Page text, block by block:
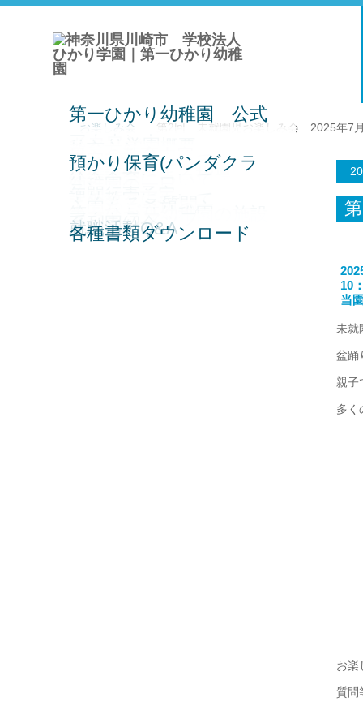
お楽しみ会 第2回 未就園児お楽しみ会 2025年7
10
当
未就
盆踊
親子
多く
お楽
質問
第一ひかり幼稚園 公式
教育方針
日々の教育内容
漢字教育について
薄着教育について
立腰について
専任講師による指導
給食食育について
預かり保育(パンダクラ
アクセスマップ
系列園紹介
就職活動Q&A
各種書類ダウンロード